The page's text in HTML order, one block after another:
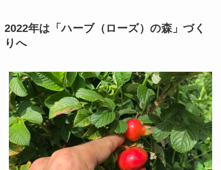
2022年は「ハーブ（ローズ）の森」づく
りへ